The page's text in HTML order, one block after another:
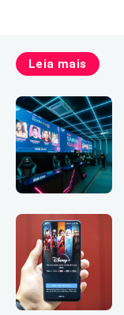
Leia mais